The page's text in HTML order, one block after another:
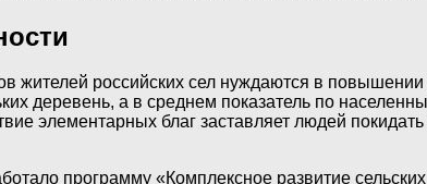
российских сел нуждаются в повышении
деревень, а в среднем показатель по
элементарных благ заставляет людей
программу «Комплексное развитие